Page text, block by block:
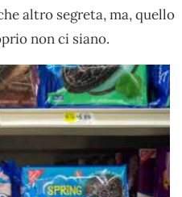
altro segreta, ma, quello
non ci siano.